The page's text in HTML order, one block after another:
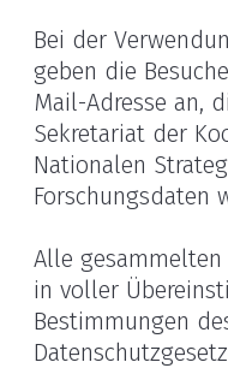
Bei der
geben die
Mail-Adresse an,
Sekretariat der
Nationalen
Forschungsdaten
Alle
in voller
Bestimmungen